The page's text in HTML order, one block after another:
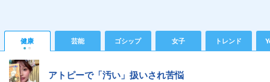
健康 芸能 ゴシップ 女子 トレンド
アトピーで「汚い」扱いされ苦悩